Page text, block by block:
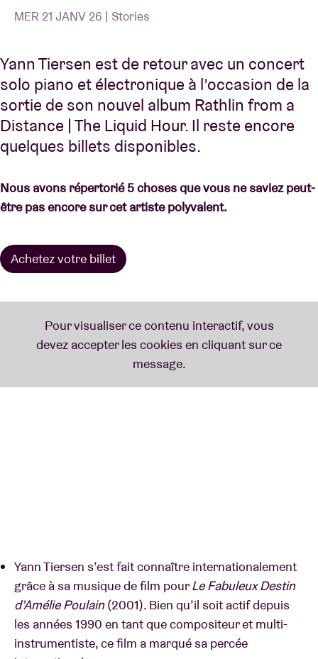
À propos de l'AB
Contact
MER 21 JANV 26 | Stories
Yann Tiersen est de retour avec un concert
solo piano et électronique à l’occasion de la
sortie de son nouvel album Rathlin from a
Distance | The Liquid Hour. Il reste encore
quelques billets disponibles.
Nous avons répertorié 5 choses que vous ne saviez peut-
être pas encore sur cet artiste polyvalent.
Achetez votre billet
Yann Tiersen s’est fait connaître internationalement
grâce à sa musique de film pourLe Fabuleux Destin
d’Amélie Poulain(2001). Bien qu’il soit actif depuis
les années 1990 en tant que compositeur et multi-
instrumentiste, ce film a marqué sa percée